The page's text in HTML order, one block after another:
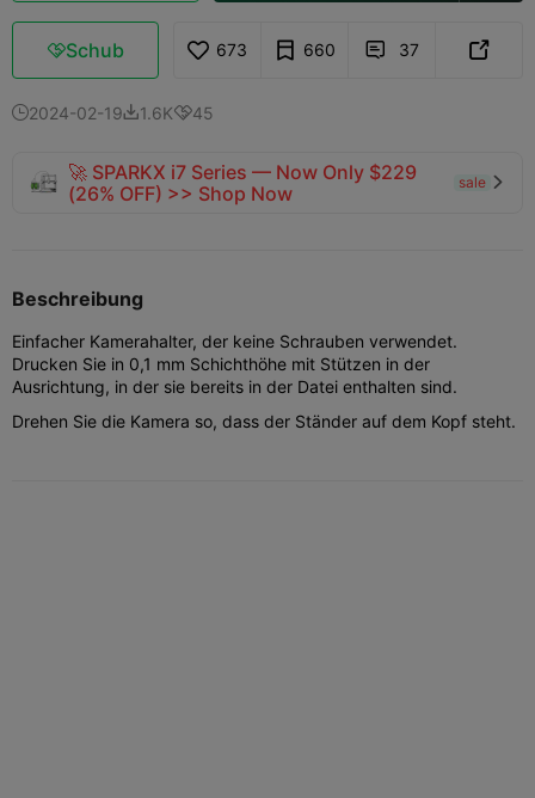
Schub 673 660  37 
2024-02-191.6K45
🚀 SPARKX i7 Series — Now Only $229
(26% OFF) >> Shop Now
sale 
Beschreibung
Einfacher Kamerahalter, der keine Schrauben verwendet.
Drucken Sie in 0,1 mm Schichthöhe mit Stützen in der
Ausrichtung, in der sie bereits in der Datei enthalten sind.
Drehen Sie die Kamera so, dass der Ständer auf dem Kopf steht.